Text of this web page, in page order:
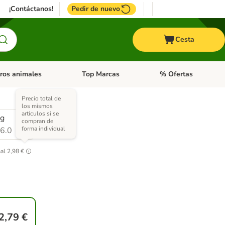
¡Contáctanos! Pedir de nuevo
Cesta
Roedores y +
de categoria abierto: Pájaros
animales Menú de categoria abierto: Otros animales
Top Marcas Menú de categoria
% Ofertas
2,98 €
Precio total de
los mismos
artículos si se
compran de
forma individual
€